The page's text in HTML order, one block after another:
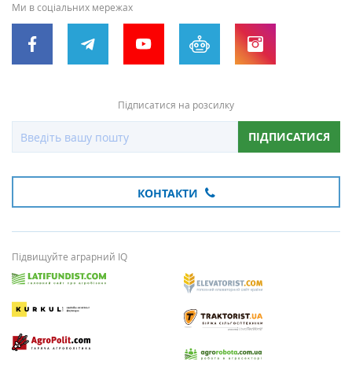
Ми в соціальних мережах
Підписатися на розсилку
ПІДПИСАТИСЯ
КОНТАКТИ
Підвищуйте аграрний IQ